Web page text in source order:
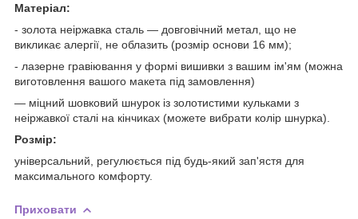
Матеріал:
- золота неіржавка сталь — довговічний метал, що не
викликає алергії, не облазить (розмір основи 16 мм);
- лазерне гравіювання у формі вишивки з вашим ім'ям (можна
виготовлення вашого макета під замовлення)
— міцний шовковий шнурок із золотистими кульками з
неіржавкої сталі на кінчиках (можете вибрати колір шнурка).
Розмір:
універсальний, регулюється під будь-який зап'ястя для
максимального комфорту.
Приховати